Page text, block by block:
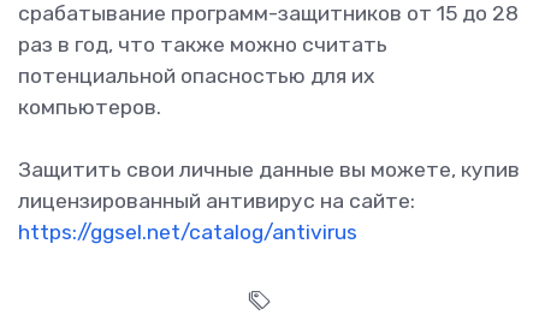
срабатывание программ-защитников от 15 до 28
раз в год, что также можно считать
потенциальной опасностью для их
компьютеров.
Защитить свои личные данные вы можете, купив
лицензированный антивирус на сайте:
https://ggsel.net/catalog/antivirus